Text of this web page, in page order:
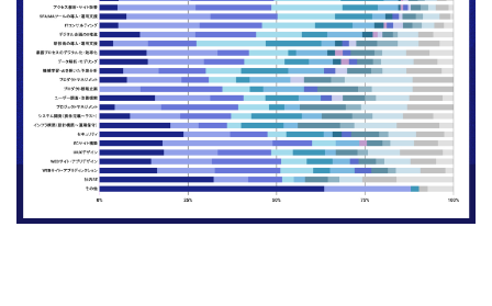
■調査概要
調査手法：インターネット調査（Fastask）
調査対象：IT職種を選択した20～40歳代の男女
調査期間：2024年12月24日（火）～2025年1月6日（月）
対象人数：1,053人